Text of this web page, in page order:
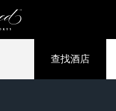
查找酒店